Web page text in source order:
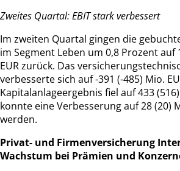
Zweites Quartal: EBIT stark verbessert
Im zweiten Quartal gingen die
im Segment Leben um 0,8 Prozent auf
EUR zurück. Das
verbesserte sich auf -391 (-485) Mio.
Kapitalanlageergebnis fiel auf 433 (516)
konnte eine Verbesserung auf 28 (20)
werden.
Privat- und Firmenversicherung
Wachstum bei Prämien und